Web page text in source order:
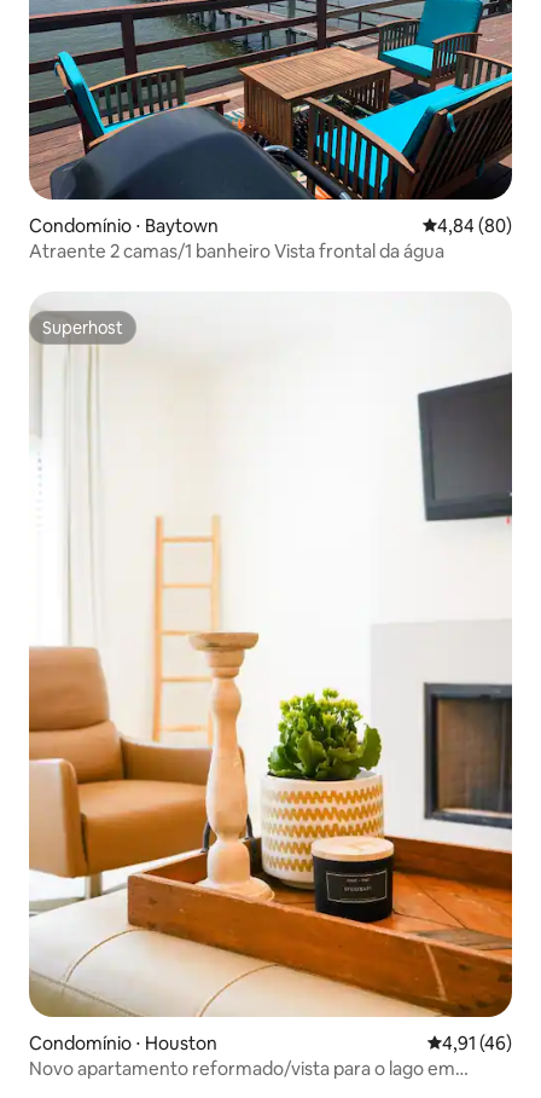
Condomínio ⋅ Baytown 4,84 de uma
4,84 (80)
Atraente 2 camas/1 banheiro Vista frontal da água
Superhost
Superhost
Condomínio ⋅ Houston 4,91 de uma
4,91 (46)
Novo apartamento reformado/vista para o lago em